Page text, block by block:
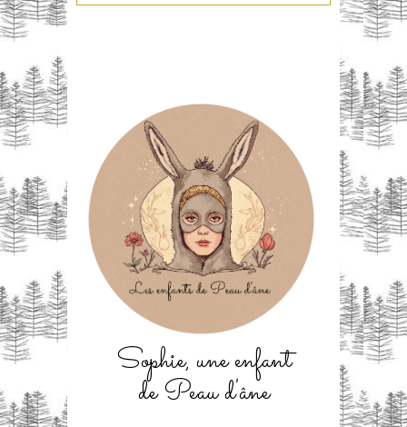
Sophie, une enfant
de Peau d'âne